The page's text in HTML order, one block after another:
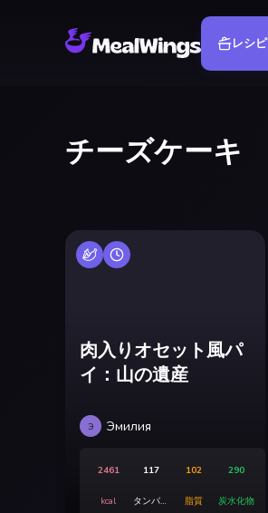
レシピ
チーズケーキ
肉入りオセット風パ
イ：山の遺産
Э Эмилия
2461
kcal
117
タンパク
102
脂質
290
炭水化物